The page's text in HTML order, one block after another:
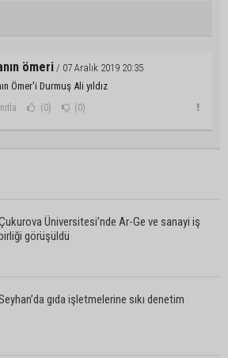
ömeri / 07 Aralık 2019 20:35
Ömer'i Durmuş Ali yıldız
(0) (0)
Üniversitesi’nde Ar-Ge ve sanayi iş
görüşüldü
gıda işletmelerine sıkı denetim